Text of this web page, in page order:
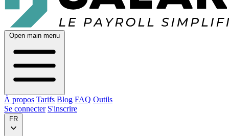
Open main menu
À propos Tarifs Blog FAQ Outils
Se connecter S'inscrire
FR